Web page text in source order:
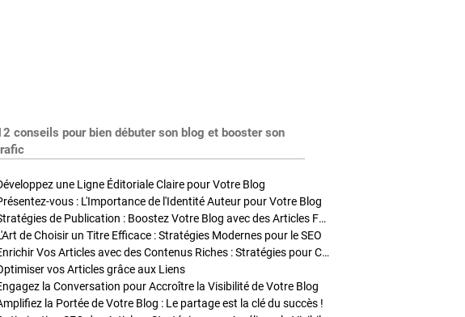
conseils pour bien débuter son blog et booster son
une Ligne Éditoriale Claire pour Votre Blog
vous : L'Importance de l'Identité Auteur pour Votre Blog
Stratégies de Publication : Boostez Votre Blog avec des Articles Fréquents et Exclusifs
de Choisir un Titre Efficace : Stratégies Modernes pour le SEO
Enrichir Vos Articles avec des Contenus Riches : Stratégies pour Captiver et Optimiser
vos Articles grâce aux Liens
la Conversation pour Accroître la Visibilité de Votre Blog
la Portée de Votre Blog : Le partage est la clé du succès !